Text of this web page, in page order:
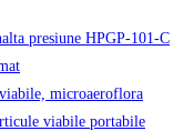
presiune HPGP-101-C
microaeroflora
viabile portabile